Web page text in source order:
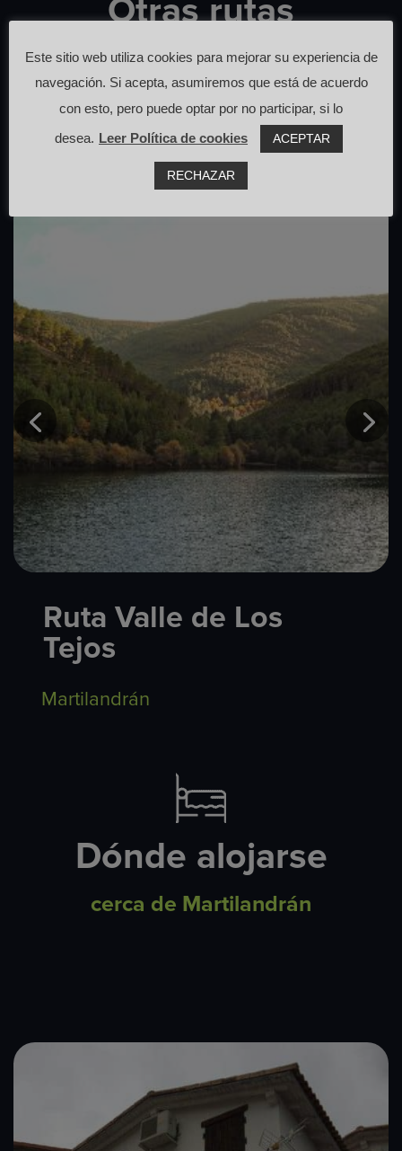
Otras rutas
que pasan cerca de aquí
Ruta Valle de Los
Tejos
Martilandrán
Dónde alojarse
cerca de Martilandrán
Este sitio web utiliza cookies para mejorar su experiencia de
navegación. Si acepta, asumiremos que está de acuerdo
con esto, pero puede optar por no participar, si lo
desea. Leer Política de cookies ACEPTAR
RECHAZAR